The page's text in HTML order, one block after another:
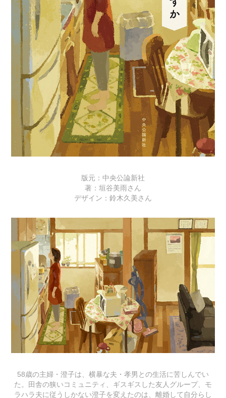
版元：中央公論新社
著：垣谷美雨さん
デザイン：鈴木久美さん
58歳の主婦・澄子は、横暴な夫・孝男との生活に苦しんでい
た。田舎の狭いコミュニティ、ギスギスした友人グループ、モ
ラハラ夫に従うしかない澄子を変えたのは、離婚して自分らし